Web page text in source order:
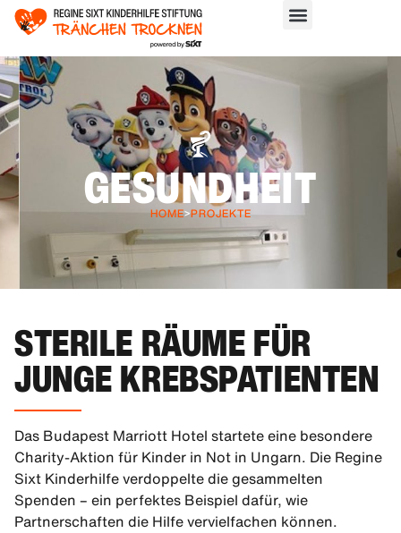
GESUNDHEIT
HOME>PROJEKTE
STERILE RÄUME FÜR
JUNGE KREBSPATIENTEN
Das Budapest Marriott Hotel startete eine besondere
Charity-Aktion für Kinder in Not in Ungarn. Die Regine
Sixt Kinderhilfe verdoppelte die gesammelten
Spenden – ein perfektes Beispiel dafür, wie
Partnerschaften die Hilfe vervielfachen können.